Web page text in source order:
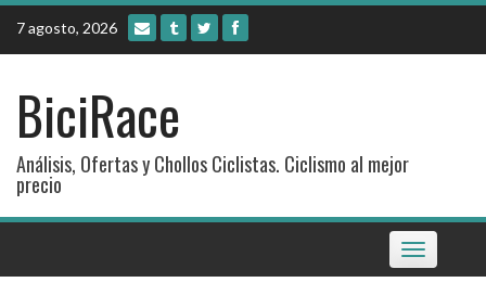
Skip
content
7 agosto, 2026
BiciRace
Análisis, Ofertas y Chollos Ciclistas. Ciclismo al mejor
precio
Toggle
navigation